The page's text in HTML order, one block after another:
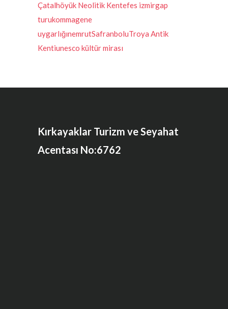
Çatalhöyük Neolitik Kentefes izmirgap
turukommagene
uygarlığınemrutSafranboluTroya Antik
Kentiunesco kültür mirası
Kırkayaklar Turizm ve Seyahat
Acentası No:6762